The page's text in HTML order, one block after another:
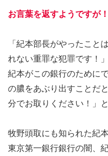
お言葉を返すようですが！
「紀本部長がやったこと
れない重罪な犯罪です！」
紀本がこの銀行のために
の膿をあぶり出すことだ
分でお取りください！」
牧野頭取にも知られた紀
東京第一銀行銀行の闇、